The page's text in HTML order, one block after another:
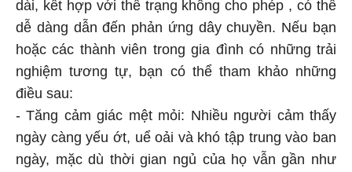
dài, kết hợp với thể trạng không cho phép , có thể
dễ dàng dẫn đến phản ứng dây chuyền. Nếu bạn
hoặc các thành viên trong gia đình có những trải
nghiệm tương tự, bạn có thể tham khảo những
điều sau:
- Tăng cảm giác mệt mỏi: Nhiều người cảm thấy
ngày càng yếu ớt, uể oải và khó tập trung vào ban
ngày, mặc dù thời gian ngủ của họ vẫn gần như